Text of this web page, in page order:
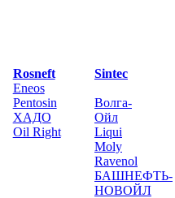
Rosneft
Eneos
Pentosin
XАДО
Oil Right
Sintec
Волга-
Ойл
Liqui
Moly
Ravenol
БАШНЕФТЬ-
НОВОЙЛ